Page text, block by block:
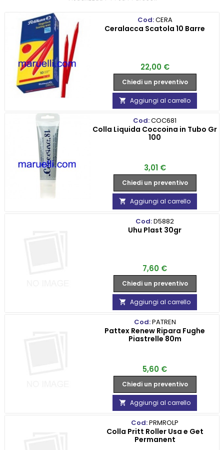
Cod:CERA
Ceralacca Scatola 10 Barre
Prezzo
22,00 €
Chiedi un preventivo
 Aggiungi al carrello
Cod:COC681
Colla Liquida Coccoina in Tubo Gr
100
Prezzo
3,01 €
Chiedi un preventivo
 Aggiungi al carrello
Cod:D5882
Uhu Plast 30gr
Prezzo
7,60 €
Chiedi un preventivo
 Aggiungi al carrello
Cod:PATREN
Pattex Renew Ripara Fughe
Piastrelle 80m
Prezzo
5,60 €
Chiedi un preventivo
 Aggiungi al carrello
Cod:PRMROLP
Colla Pritt Roller Usa e Get
Permanent